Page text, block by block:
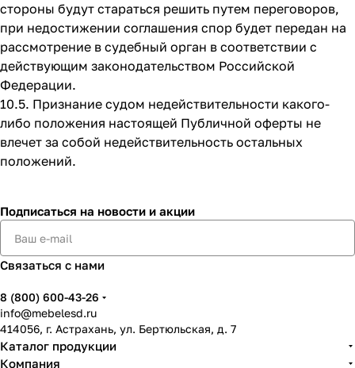
стороны будут стараться решить путем переговоров,
при недостижении соглашения спор будет передан на
рассмотрение в судебный орган в соответствии с
действующим законодательством Российской
Федерации.
10.5. Признание судом недействительности какого-
либо положения настоящей Публичной оферты не
влечет за собой недействительность остальных
положений.
Подписаться на новости и акции
Связаться с нами
8 (800) 600-43-26
info@mebelesd.ru
414056, г. Астрахань, ул. Бертюльская, д. 7
Каталог продукции
Компания